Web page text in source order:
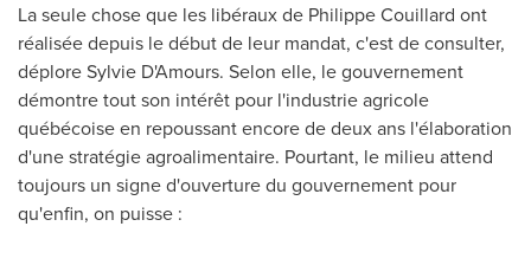
La seule chose que les libéraux de Philippe Couillard ont
réalisée depuis le début de leur mandat, c'est de consulter,
déplore Sylvie D'Amours. Selon elle, le gouvernement
démontre tout son intérêt pour l'industrie agricole
québécoise en repoussant encore de deux ans l'élaboration
d'une stratégie agroalimentaire. Pourtant, le milieu attend
toujours un signe d'ouverture du gouvernement pour
qu'enfin, on puisse :